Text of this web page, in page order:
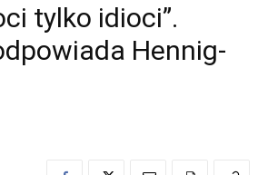
tylko idioci”.
Hennig-